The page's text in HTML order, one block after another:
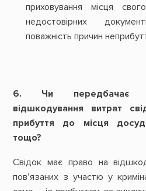
приховування місця
недостовірних
поважність причин
6. Чи передбачає
відшкодування витрат
прибуття до місця
тощо?
Свідок має право на
пов’язаних з участю у